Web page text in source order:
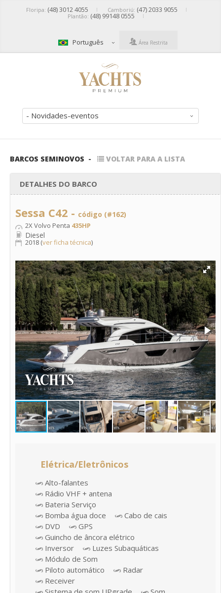
Floripa: (48) 3012 4055 Camboriú: (47) 2033 9055
Plantão: (48) 99148 0555
Português Área Restrita
- Novidades-eventos
BARCOS SEMINOVOS - VOLTAR PARA A LISTA
DETALHES DO BARCO
Sessa C42 - código (#162)
2X Volvo Penta 435HP
Diesel
2018 (ver ficha técnica)
Elétrica/Eletrônicos
Alto-falantes
Rádio VHF + antena
Bateria Serviço
Bomba água doce
Cabo de cais
DVD
GPS
Guincho de âncora elétrico
Inversor
Luzes Subaquáticas
Módulo de Som
Piloto automático
Radar
Receiver